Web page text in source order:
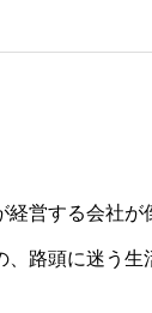
営する会社が
路頭に迷う生